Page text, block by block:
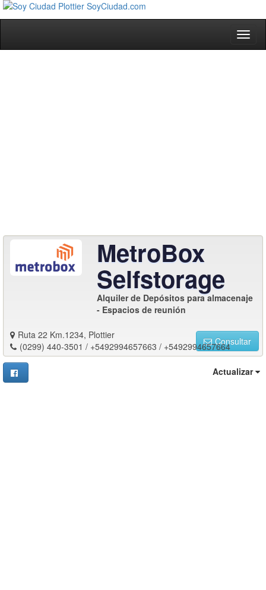
MetroBox
Selfstorage
Alquiler de Depósitos para almacenaje
- Espacios de reunión
Ruta 22 Km.1234, Plottier
(0299) 440-3501 / +5492994657663 / +5492994657664Consultar
Actualizar